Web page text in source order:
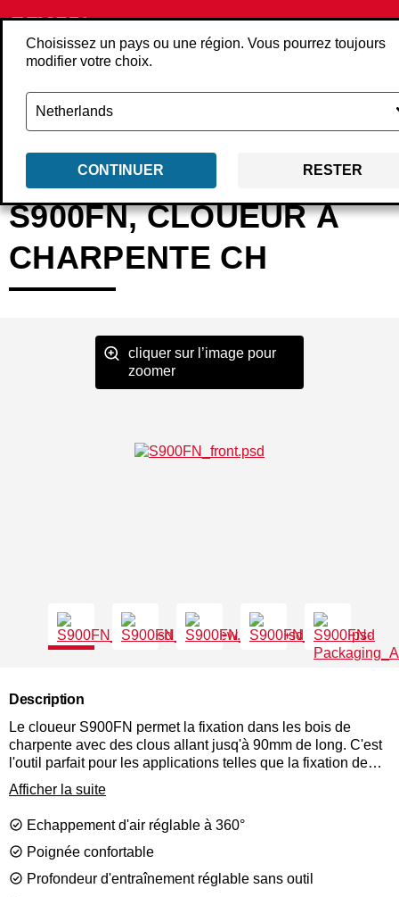
Choisissez un pays ou une région. Vous pourrez toujours
modifier votre choix.
CONTINUER RESTER
Retour Produits Outils Cloueurs
S900FN, CLOUEUR À
CHARPENTE CH
cliquer sur l’image pour
zoomer
Description
Le cloueur S900FN permet la fixation dans les bois de
charpente avec des clous allant jusq'à 90mm de long. C'est
l'outil parfait pour les applications telles que la fixation de
poutres, les sous-planchers, etc. Ce cloueur de charpente
fait partie de la gamme SENCO Semi Pro. Conçue selon les
standards de qualité SENCO et offrant un exellent rapport
qualité/prix, cette gamme est pensée pour les travaux légers,
semi-professionnels ou DYI. Les outils de la gamme Semi
Pro possèdent une gâchette restrictive pour plus de sécurité
et est couverte par la garantie d'un an SENCO. Facilement
Afficher la suite
Echappement d'air réglable à 360°
Poignée confortable
Profondeur d'entraînement réglable sans outil